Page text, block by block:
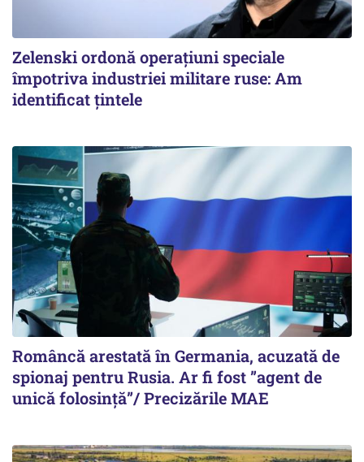
Zelenski ordonă operațiuni speciale
împotriva industriei militare ruse: Am
identificat țintele
Româncă arestată în Germania, acuzată de
spionaj pentru Rusia. Ar fi fost ”agent de
unică folosință”/ Precizările MAE